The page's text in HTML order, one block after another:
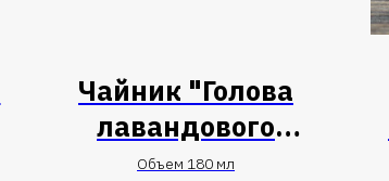
Чайник "Голова
лавандового
дракона"
Объем 180 мл